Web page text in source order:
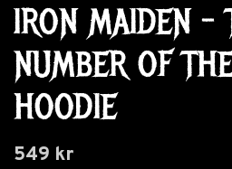
IRON MAIDEN -
NUMBER OF
HOODIE
549 kr